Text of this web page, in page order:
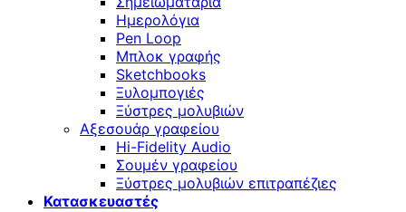
Ημερολόγια
Pen Loop
Μπλοκ γραφής
Sketchbooks
Ξυλομπογιές
Ξύστρες μολυβιών
Αξεσουάρ γραφείου
Hi-Fidelity Audio
Σουμέν γραφείου
Ξύστρες μολυβιών επιτραπέζιες
Κατασκευαστές